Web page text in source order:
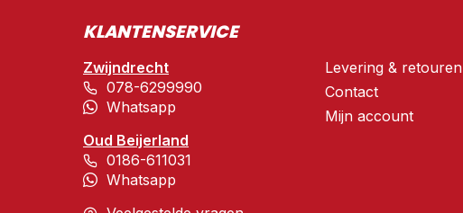
KLANTENSERVICE
Zwijndrecht
078-6299990
Whatsapp
Oud Beijerland
0186-611031
Whatsapp
Levering & retouren
Contact
Mijn account